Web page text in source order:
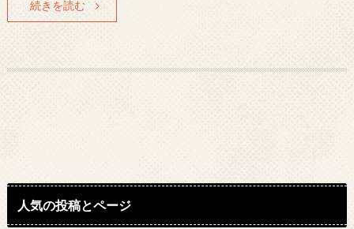
続きを読む
人気の投稿とページ